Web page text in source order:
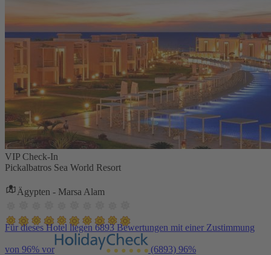
VIP Check-In
Pickalbatros Sea World Resort
Ägypten - Marsa Alam
Für dieses Hotel liegen 6893 Bewertungen mit einer Zustimmung
von 96% vor (6893) 96%